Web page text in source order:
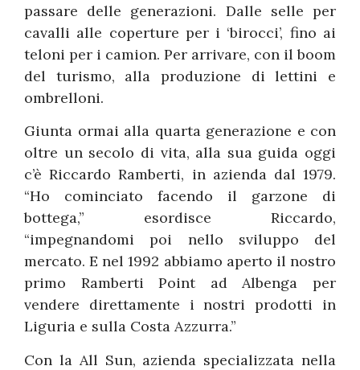
passare delle generazioni. Dalle selle per
cavalli alle coperture per i ‘birocci’, fino ai
teloni per i camion. Per arrivare, con il boom
del turismo, alla produzione di lettini e
ombrelloni.
Giunta ormai alla quarta generazione e con
oltre un secolo di vita, alla sua guida oggi
c’è Riccardo Ramberti, in azienda dal 1979.
“Ho cominciato facendo il garzone di
bottega,” esordisce Riccardo,
“impegnandomi poi nello sviluppo del
mercato. E nel 1992 abbiamo aperto il nostro
primo Ramberti Point ad Albenga per
vendere direttamente i nostri prodotti in
Liguria e sulla Costa Azzurra.”
Con la All Sun, azienda specializzata nella